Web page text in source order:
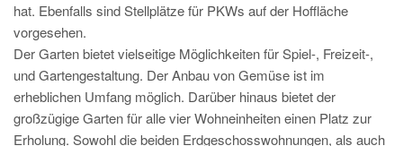
hat. Ebenfalls sind Stellplätze für PKWs auf der Hoffläche
vorgesehen.
Der Garten bietet vielseitige Möglichkeiten für Spiel-, Freizeit-,
und Gartengestaltung. Der Anbau von Gemüse ist im
erheblichen Umfang möglich. Darüber hinaus bietet der
großzügige Garten für alle vier Wohneinheiten einen Platz zur
Erholung. Sowohl die beiden Erdgeschosswohnungen, als auch